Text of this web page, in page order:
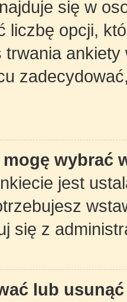
się w
liczbę opcji,
trwania
mogę wybrać
jest
się z
lub